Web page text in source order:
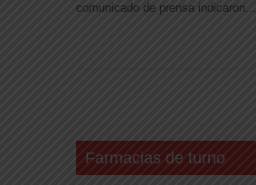
comunicado de prensa indicaron...
Farmacias de turno